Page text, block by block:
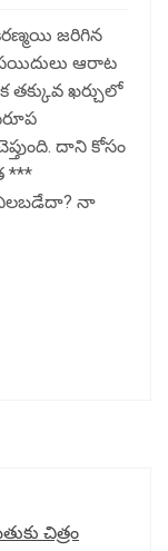
జరిగిన
సయిదులు ఆరాట
తక్కువ ఖర్చులో
దాని కోసం
***
నిలబడేదా? నా
చిత్రం